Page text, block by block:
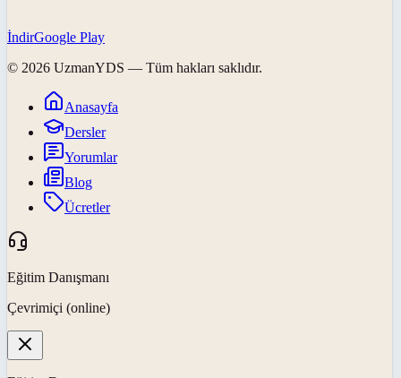
İndirGoogle Play
© 2026 UzmanYDS — Tüm hakları saklıdır.
Anasayfa
Dersler
Yorumlar
Blog
Ücretler
Eğitim Danışmanı
Çevrimiçi (online)